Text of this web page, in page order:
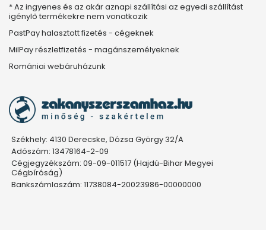
* Az ingyenes és az akár aznapi szállítási az egyedi szállítást
igénylő termékekre nem vonatkozik
PastPay halasztott fizetés - cégeknek
MilPay részletfizetés - magánszemélyeknek
Romániai webáruházunk
Székhely: 4130 Derecske, Dózsa György 32/A
Adószám: 13478164-2-09
Cégjegyzékszám: 09-09-011517 (Hajdú-Bihar Megyei
Cégbíróság)
Bankszámlaszám: 11738084-20023986-00000000